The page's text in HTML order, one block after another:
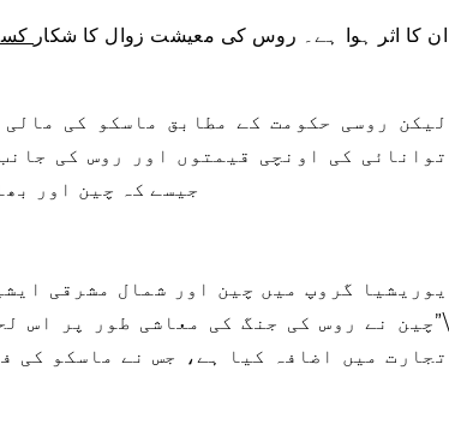
ان کا اثر ہوا ہے۔ روس کی معیشت زوال کا شکار
لیکن روسی حکومت کے مطابق ماسکو کی
توانائی کی اونچی قیمتوں اور روس کی
جیسے کہ چین اور
یوریشیا گروپ میں چین اور شمال مشرقی
\”چین نے روس کی جنگ کی معاشی طور پر اس
تجارت میں اضافہ کیا ہے، جس نے ماسکو کی